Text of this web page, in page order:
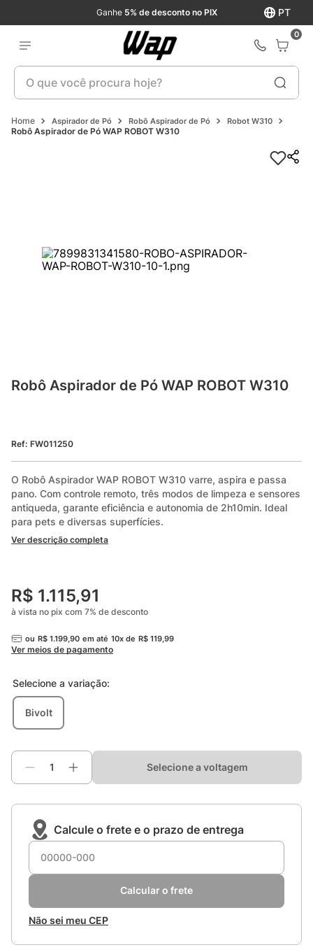
PT
Ganhe 5% de desconto no PIX
0
O que você procura hoje?
Aspirador de Pó Robô Aspirador de Pó Robot W310
Robô Aspirador de Pó WAP ROBOT W310
Robô Aspirador de Pó WAP ROBOT W310
Ref: FW011250
O Robô Aspirador WAP ROBOT W310 varre, aspira e passa
pano. Com controle remoto, três modos de limpeza e sensores
antiqueda, garante eficiência e autonomia de 2h10min. Ideal
para pets e diversas superfícies.
Ver descrição completa
R$ 1.115,91
à vista no pix com 7% de desconto
ou R$ 1.199 90 em até 10x de R$ 119 99
Ver meios de pagamento
Selecione a variação:
Bivolt
Selecione a voltagem
Calcule o frete e o prazo de entrega
Calcular o frete
Não sei meu CEP